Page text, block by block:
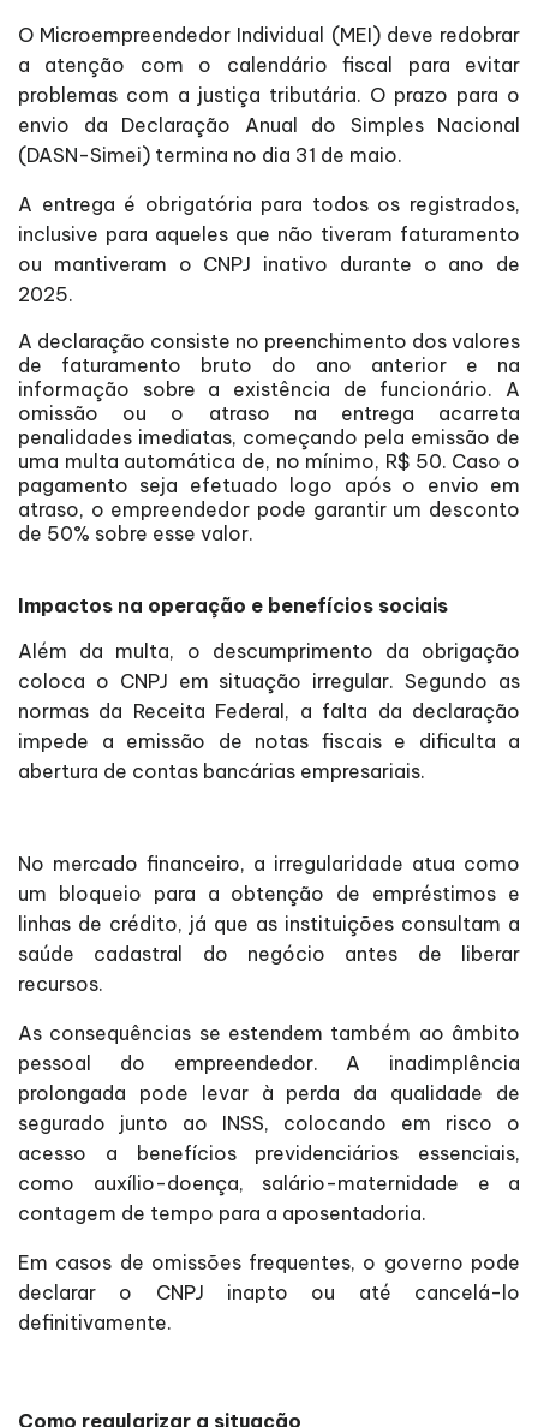
O Microempreendedor Individual (MEI) deve redobrar
a atenção com o calendário fiscal para evitar
problemas com a justiça tributária. O prazo para o
envio da Declaração Anual do Simples Nacional
(DASN-Simei) termina no dia 31 de maio.
A entrega é obrigatória para todos os registrados,
inclusive para aqueles que não tiveram faturamento
ou mantiveram o CNPJ inativo durante o ano de
2025.
A declaração consiste no preenchimento dos valores
de faturamento bruto do ano anterior e na
informação sobre a existência de funcionário. A
omissão ou o atraso na entrega acarreta
penalidades imediatas, começando pela emissão de
uma multa automática de, no mínimo, R$ 50. Caso o
pagamento seja efetuado logo após o envio em
atraso, o empreendedor pode garantir um desconto
de 50% sobre esse valor.
Impactos na operação e benefícios sociais
Além da multa, o descumprimento da obrigação
coloca o CNPJ em situação irregular. Segundo as
normas da Receita Federal, a falta da declaração
impede a emissão de notas fiscais e dificulta a
abertura de contas bancárias empresariais.
No mercado financeiro, a irregularidade atua como
um bloqueio para a obtenção de empréstimos e
linhas de crédito, já que as instituições consultam a
saúde cadastral do negócio antes de liberar
recursos.
As consequências se estendem também ao âmbito
pessoal do empreendedor. A inadimplência
prolongada pode levar à perda da qualidade de
segurado junto ao INSS, colocando em risco o
acesso a benefícios previdenciários essenciais,
como auxílio-doença, salário-maternidade e a
contagem de tempo para a aposentadoria.
Em casos de omissões frequentes, o governo pode
declarar o CNPJ inapto ou até cancelá-lo
definitivamente.
Como regularizar a situação